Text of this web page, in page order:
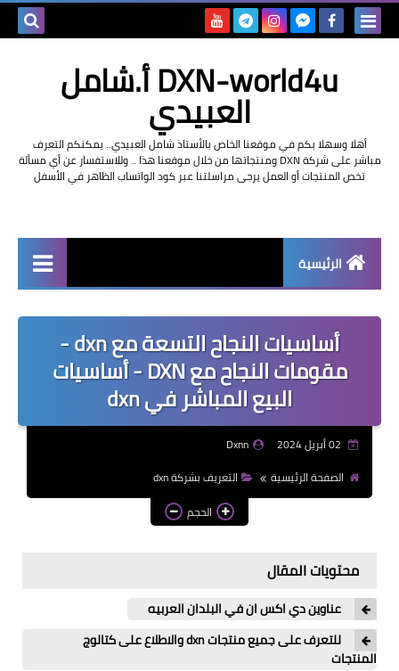
DXN-world4u أ.شامل
العبيدي
أهلا وسهلا بكم في موقعنا الخاص بالأستاذ شامل العبيدي.. يمكنكم التعرف
مباشر على شركة DXN ومنتجاتها من خلال موقعنا هذا .. وللاستفسار عن أي مسألة
تخص المنتجات أو العمل يرجى مراسلتنا عبر كود الواتساب الظاهر في الأسفل
الرئيسية
أساسيات النجاح التسعة مع dxn -
مقومات النجاح مع DXN - أساسيات
البيع المباشر في dxn
Dxnn
الصفحة الرئيسية
التعريف بشركة dxn
الحجم
محتويات المقال
عناوين دي اكس ان في البلدان العربيه
للتعرف على جميع منتجات dxn والاطلاع على كتالوج
المنتجات